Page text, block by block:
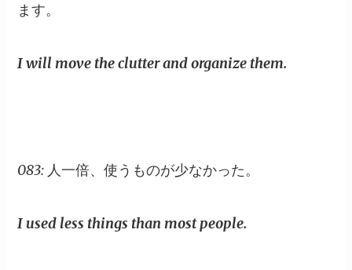
ます。
I will move the clutter and organize them.
083: 人一倍、使うものが少なかった。
I used less things than most people.